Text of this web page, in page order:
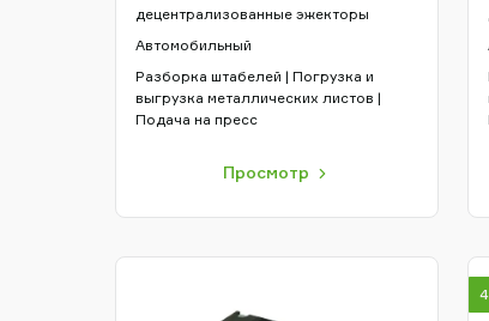
децентрализованные эжекторы
Автомобильный
Разборка штабелей | Погрузка и
выгрузка металлических листов |
Подача на пресс
Просмотр